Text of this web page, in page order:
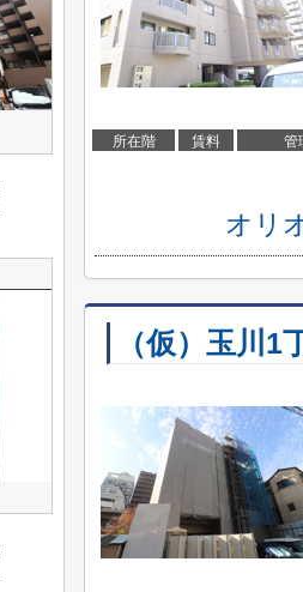
所在階 賃料 管
オリ
（仮）玉川